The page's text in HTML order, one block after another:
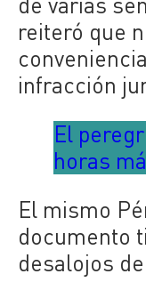
reiteró que
infracción
El
horas
El mismo
documento
desalojos